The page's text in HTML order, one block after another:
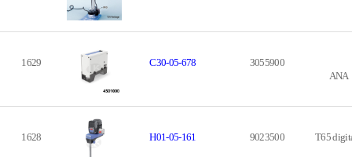
1629 C30-05-678
3055900
ANA
1628 H01-05-161 9023500 T65